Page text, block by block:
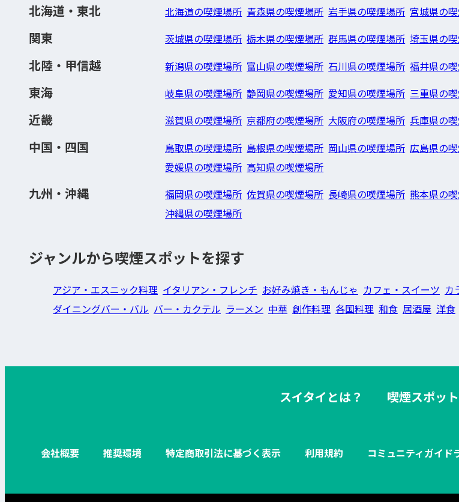
北海道・東北 北海道の喫煙場所 青森県の喫煙場所 岩手県の喫煙場所 宮城県の
関東 茨城県の喫煙場所 栃木県の喫煙場所 群馬県の喫煙場所 埼玉県の
北陸・甲信越 新潟県の喫煙場所 富山県の喫煙場所 石川県の喫煙場所 福井県の
東海 岐阜県の喫煙場所 静岡県の喫煙場所 愛知県の喫煙場所 三重県の
近畿 滋賀県の喫煙場所 京都府の喫煙場所 大阪府の喫煙場所 兵庫県の
中国・四国 鳥取県の喫煙場所 島根県の喫煙場所 岡山県の喫煙場所 広島県の
愛媛県の喫煙場所 高知県の喫煙場所
九州・沖縄 福岡県の喫煙場所 佐賀県の喫煙場所 長崎県の喫煙場所 熊本県の
沖縄県の喫煙場所
ジャンルから喫煙スポットを探す
アジア・エスニック料理 イタリアン・フレンチ お好み焼き・もんじゃ カフェ・スイーツ カ
ダイニングバー・バル バー・カクテル ラーメン 中華 創作料理 各国料理 和食 居酒屋 洋食
スイタイとは？ 喫煙スポッ
会社概要 推奨環境 特定商取引法に基づく表示 利用規約 コミュニティガイド